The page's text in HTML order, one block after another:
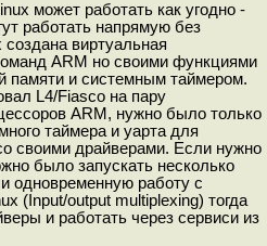
может работать как угодно -
работать напрямую без
создана виртуальная
ARM но своими функциями
памяти и системным таймером.
L4/Fiasco на пару
ARM, нужно было только
таймера и уарта для
своими драйверами. Если нужно
было запускать несколько
одновременную работу с
(Input/output multiplexing) тогда
и работать через сервиси из